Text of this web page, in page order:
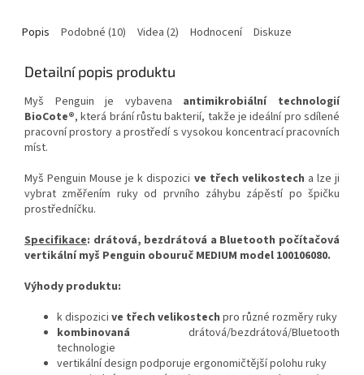
Popis Podobné (10) Videa (2) Hodnocení Diskuze
Detailní popis produktu
Myš Penguin je vybavena antimikrobiální technologií
BioCote®, která brání růstu bakterií, takže je ideální pro sdílené
pracovní prostory a prostředí s vysokou koncentrací pracovních
míst.
Myš Penguin Mouse je k dispozici ve třech velikostech a lze ji
vybrat změřením ruky od prvního záhybu zápěstí po špičku
prostředníčku.
Specifikace: drátová, bezdrátová a Bluetooth počítačová
vertikální myš Penguin obouruč MEDIUM model 100106080.
Výhody produktu:
k dispozici ve třech velikostech pro různé rozměry ruky
kombinovaná drátová/bezdrátová/Bluetooth
technologie
vertikální design podporuje ergonomičtější polohu ruky